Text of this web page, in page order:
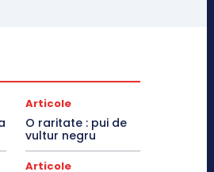
Articole
O raritate : pui de
vultur negru
Articole